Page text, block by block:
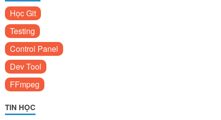
Học Git
Testing
Control Panel
Dev Tool
FFmpeg
TIN HỌC